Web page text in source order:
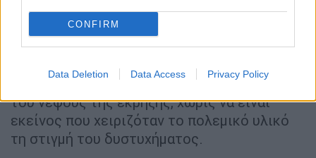
CONFIRM
Data Deletion Data Access Privacy Policy
Σε αυτό το πλαίσιο, ο κ. Κοκοσάλης ήταν
κατηγορηματικός ότι η συγκεκριμένη
χειροβομβίδαδεν εξερράγη στα χέριατου
Ραφαήλ. Όπως τόνισε, ο 19χρονος βρέθηκε
πεδίο δράσης του ωστικού κύματος
του νέφους της έκρηξης, χωρίς να είναι
εκείνος που χειριζόταν το πολεμικό υλικό
τη στιγμή του δυστυχήματος.